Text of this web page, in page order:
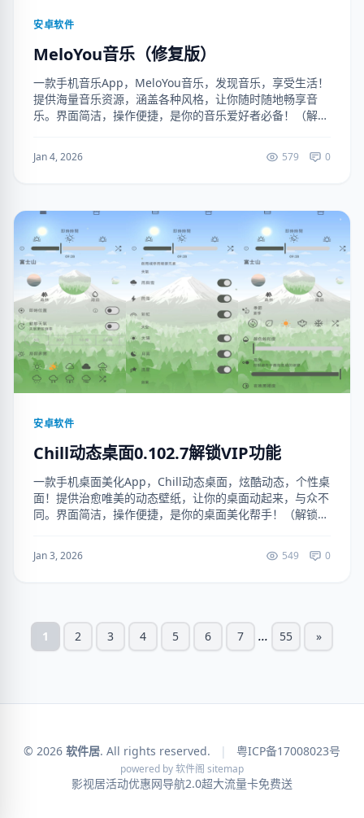
安卓软件
MeloYou音乐（修复版）
一款手机音乐App，MeloYou音乐，发现音乐，享受生活！
提供海量音乐资源，涵盖各种风格，让你随时随地畅享音
乐。界面简洁，操作便捷，是你的音乐爱好者必备！（解锁
Jan 4, 2026 579 0
安卓软件
Chill动态桌面0.102.7解锁VIP功能
一款手机桌面美化App，Chill动态桌面，炫酷动态，个性桌
面！提供治愈唯美的动态壁纸，让你的桌面动起来，与众不
同。界面简洁，操作便捷，是你的桌面美化帮手！（解锁
Jan 3, 2026 549 0
1 2 3 4 5 6 7 ... 55 »
影视居活动优惠网导航2.0超大流量卡免费送
© 2026 软件居. All rights reserved. | 粤ICP备17008023号
powered by软件阁 sitemap